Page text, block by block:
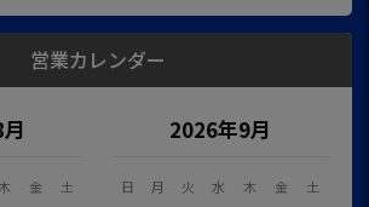
営業カレンダー
木 金 土
2026年9月
日 月 火 水 木 金 土